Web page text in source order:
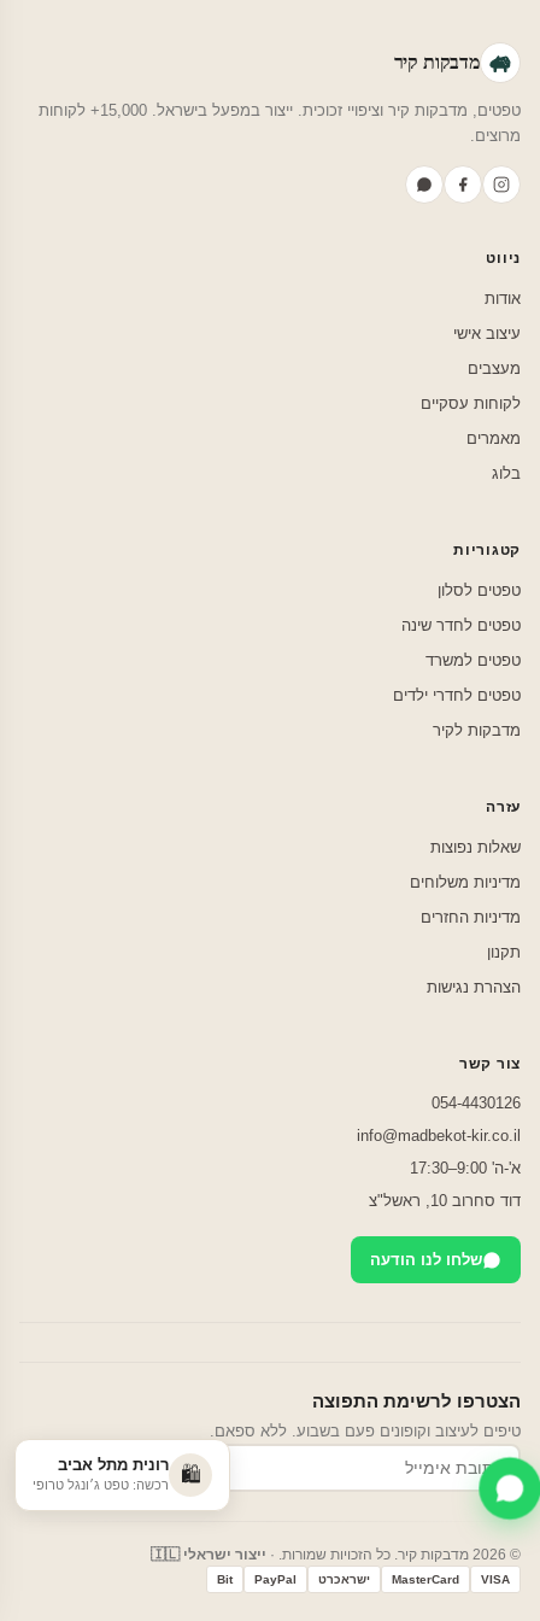
מדבקות קיר
טפטים, מדבקות קיר וציפויי זכוכית. ייצור במפעל בישראל. 15,000+ לקוחות
מרוצים.
ניווט
אודות
עיצוב אישי
מעצבים
לקוחות עסקיים
מאמרים
בלוג
קטגוריות
טפטים לסלון
טפטים לחדר שינה
טפטים למשרד
טפטים לחדרי ילדים
מדבקות לקיר
עזרה
שאלות נפוצות
מדיניות משלוחים
מדיניות החזרים
תקנון
הצהרת נגישות
צור קשר
054-4430126
info@madbekot-kir.co.il
א'-ה' 9:00–17:30
דוד סחרוב 10, ראשל"צ
שלחו לנו הודעה
הצטרפו לרשימת התפוצה
טיפים לעיצוב וקופונים פעם בשבוע. ללא ספאם.
הרשמה
© 2026 מדבקות קיר. כל הזכויות שמורות. · ייצור ישראלי 🇮🇱
VISA
MasterCard ישראכרט PayPal
Bit
🛍️ רונית מתל אביב
רכשה: טפט ג׳ונגל טרופי